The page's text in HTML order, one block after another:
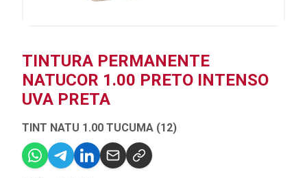
TINTURA PERMANENTE
NATUCOR 1.00 PRETO INTENSO
UVA PRETA
TINT NATU 1.00 TUCUMA (12)